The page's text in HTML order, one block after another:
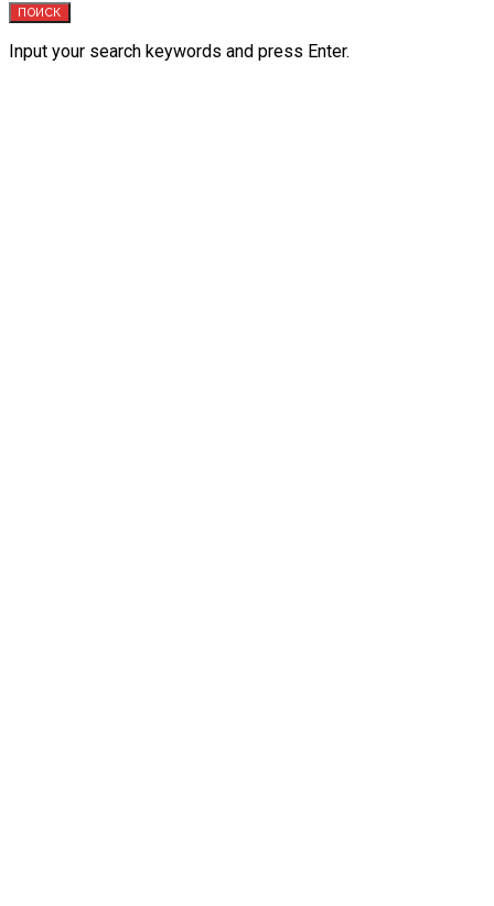
ПОИСК
Input your search keywords and press Enter.